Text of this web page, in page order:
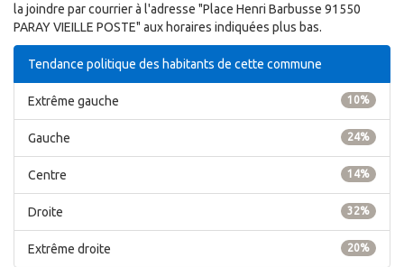
la joindre par courrier à l'adresse "Place Henri Barbusse 91550
PARAY VIEILLE POSTE" aux horaires indiquées plus bas.
Tendance politique des habitants de cette commune
10%
Extrême gauche
24%
Gauche
14%
Centre
32%
Droite
20%
Extrême droite